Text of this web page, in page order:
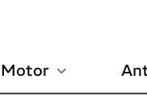
Motor